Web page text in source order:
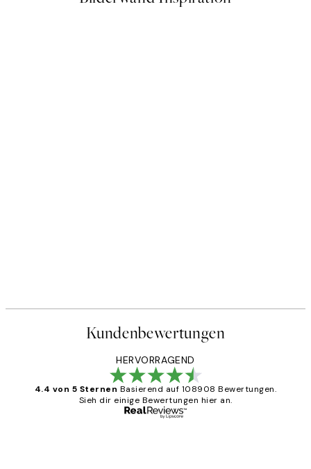
Kundenbewertungen
HERVORRAGEND
4.4 von 5 Sternen Basierend auf 108908 Bewertungen.
Sieh dir einige Bewertungen hier an.